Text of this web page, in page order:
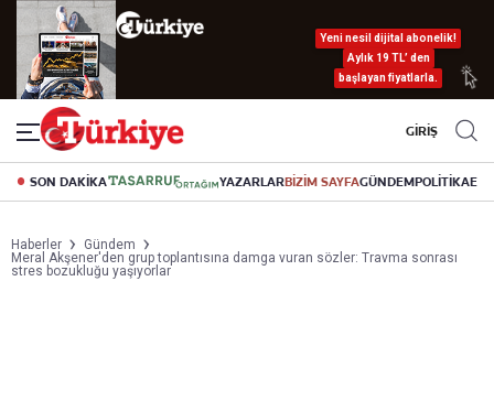
Yeni nesil dijital abonelik!
Aylık 19 TL’ den
başlayan fiyatlarla.
GİRİŞ
SON DAKİKA YAZARLARBİZİM SAYFAGÜNDEMPOLİTİKA
Haberler
Gündem
Meral Akşener'den grup toplantısına damga vuran sözler: Travma sonrası
stres bozukluğu yaşıyorlar